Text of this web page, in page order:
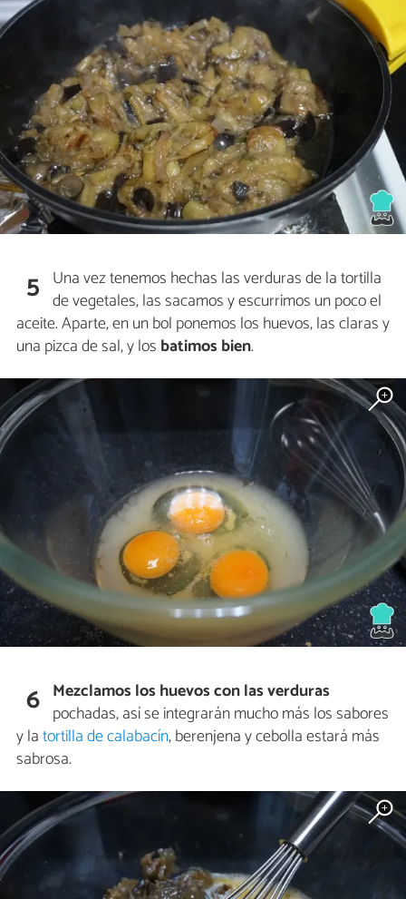
5 Una vez tenemos hechas las verduras de la tortilla
de vegetales, las sacamos y escurrimos un poco el
aceite. Aparte, en un bol ponemos los huevos, las claras y
una pizca de sal, y los batimos bien.
6 Mezclamos los huevos con las verduras
pochadas, así se integrarán mucho más los sabores
y latortilla de calabacín, berenjena y cebolla estará más
sabrosa.